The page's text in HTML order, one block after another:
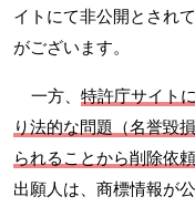
イトにて非公開とされ
がございます。
一方、 特許庁サイト
り法的な問題（名誉毀
られることから削除依
出願人は、商標情報が